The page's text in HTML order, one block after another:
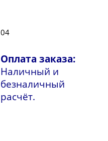
04
Оплата заказа:
Наличный и
безналичный
расчёт.